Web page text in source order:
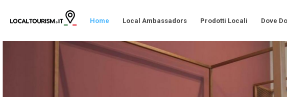
Home Local Ambassadors Prodotti Locali Dove